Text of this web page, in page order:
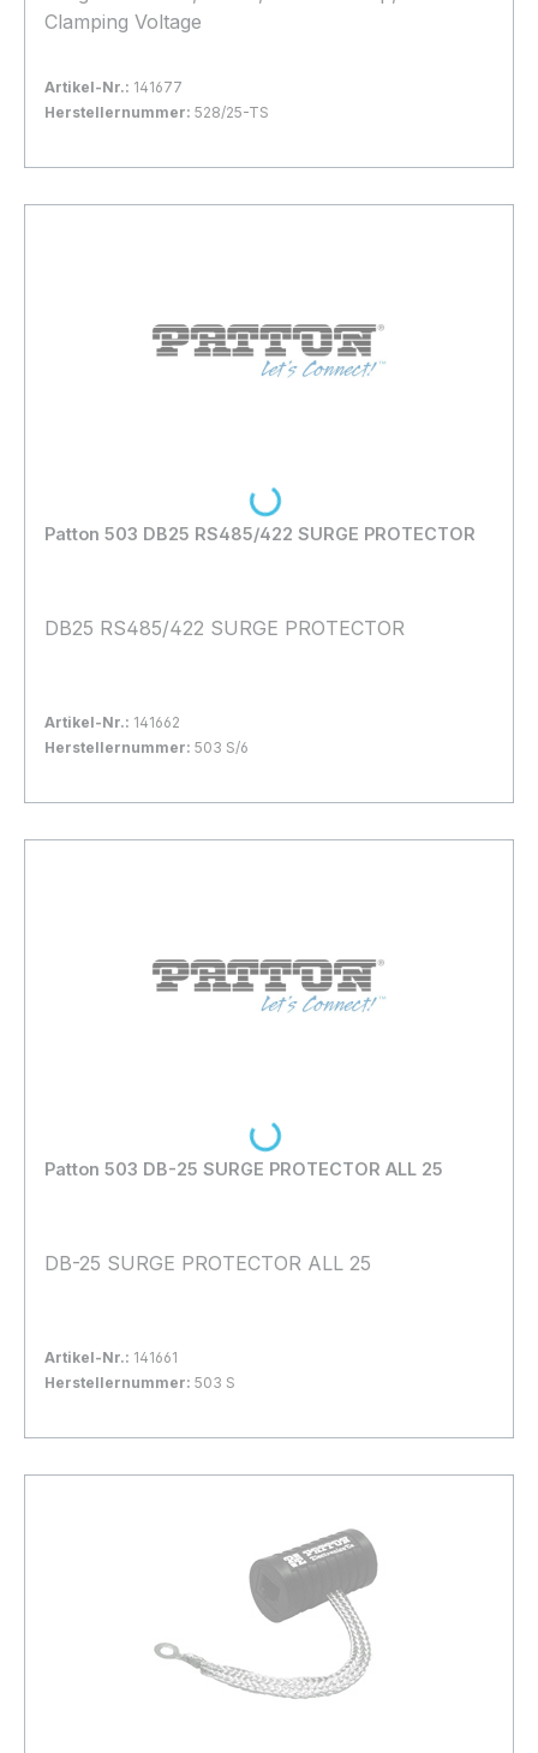
Clamping Voltage
Artikel-Nr.: 141677
Herstellernummer: 528/25-TS
In den Warenkorb
Patton 503 DB25 RS485/422 SURGE PROTECTOR
DB25 RS485/422 SURGE PROTECTOR
Artikel-Nr.: 141662
Herstellernummer: 503 S/6
In den Warenkorb
Loading...
Patton 503 DB-25 SURGE PROTECTOR ALL 25
DB-25 SURGE PROTECTOR ALL 25
Artikel-Nr.: 141661
Herstellernummer: 503 S
In den Warenkorb
Loading...